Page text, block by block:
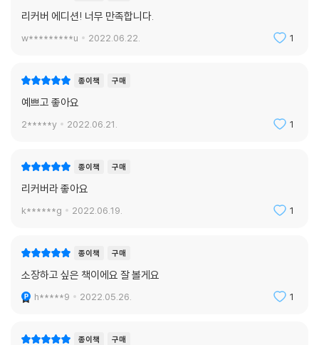
리커버 에디션! 너무 만족합니다.
w*********u 2022.06.22. 1
종이책 구매
예쁘고 좋아요
2*****y 2022.06.21. 1
종이책 구매
리커버라 좋아요
k******g 2022.06.19. 1
종이책 구매
소장하고 싶은 책이에요 잘 볼게요
h*****9 2022.05.26. 1
종이책 구매